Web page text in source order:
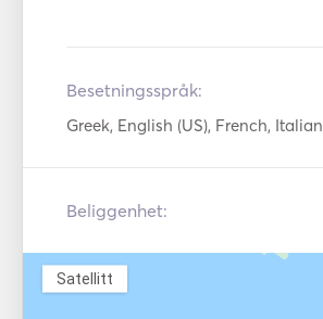
Besetningsspråk:
Greek, English (US), French, Italian
Beliggenhet:
Satellitt